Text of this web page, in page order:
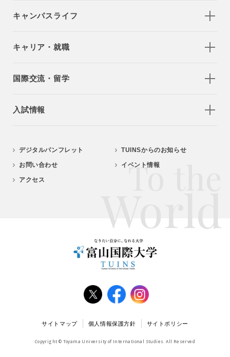
キャンパスライフ
キャリア・就職
国際交流・留学
入試情報
デジタルパンフレット
お問い合わせ
アクセス
TUINSからのお知らせ
イベント情報
To the
World
サイトマップ 個人情報保護方針 サイトポリシー
Copyright © Toyama University of International Studies. All Reserved